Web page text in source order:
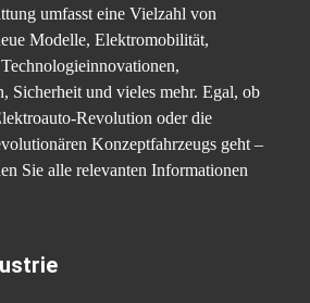
umfasst eine Vielzahl von
Modelle, Elektromobilität,
Sicherheit und vieles mehr. Egal, ob
Revolution oder die
Konzeptfahrzeugs geht –
Sie alle relevanten Informationen